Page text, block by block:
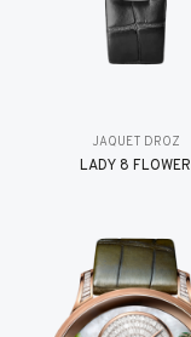
JAQUET DROZ
LADY 8 FLOWER